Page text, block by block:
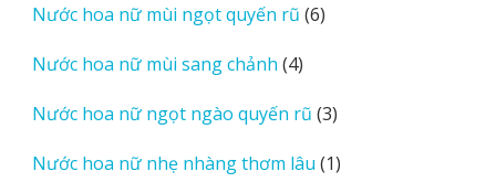
phẩm
Nước hoa nữ mùi ngọt quyến rũ 66
Nước hoa nữ mùi sang chảnh 44
phẩm
Nước hoa nữ ngọt ngào quyến rũ 33
phẩm
Nước hoa nữ nhẹ nhàng thơm lâu 11